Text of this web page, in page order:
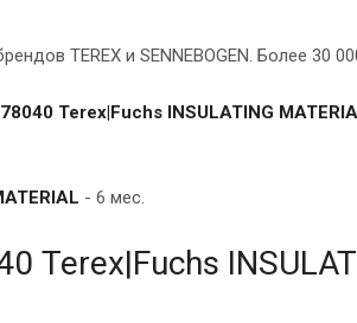
TEREX и SENNEBOGEN. Более 30
Terex|Fuchs INSULATING
- 6 мес.
Terex|Fuchs